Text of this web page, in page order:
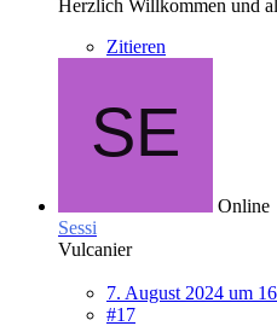
Herzlich Willkommen und
Zitieren
Online
Sessi
Vulcanier
7. August 2024 um
#17